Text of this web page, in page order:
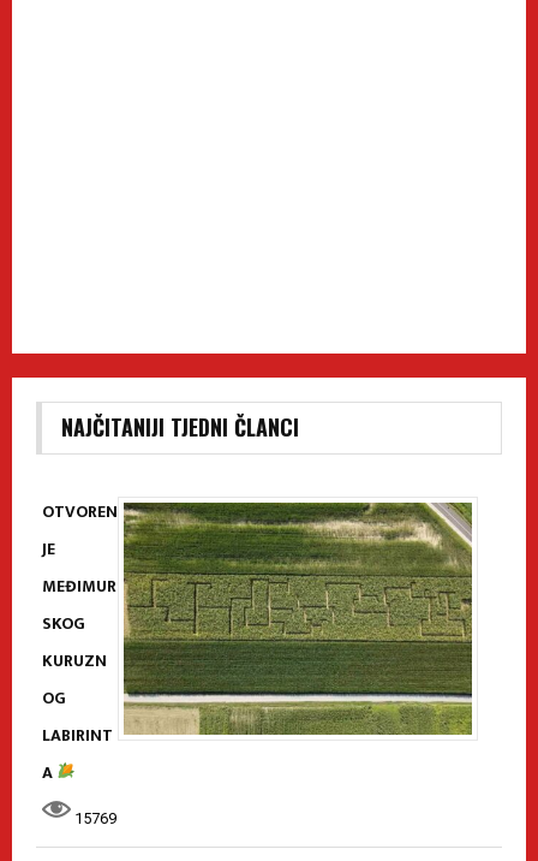
NAJČITANIJI TJEDNI ČLANCI
OTVOREN
JE
MEĐIMUR
SKOG
KURUZN
OG
LABIRINT
A
15769